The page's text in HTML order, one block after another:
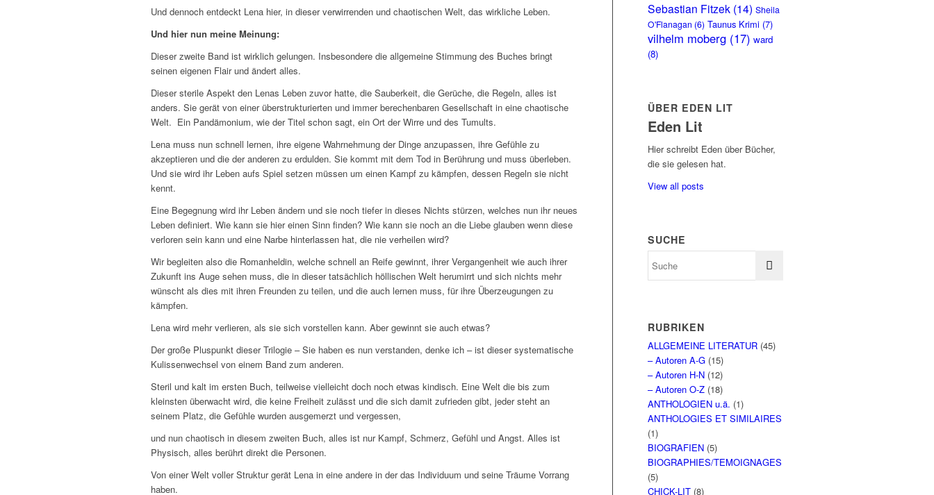
Und dennoch entdeckt Lena hier, in dieser verwirrenden und chaotischen Welt, das wirkliche Leben.
Und hier nun meine Meinung:
Dieser zweite Band ist wirklich gelungen. Insbesondere die allgemeine Stimmung des Buches bringt
seinen eigenen Flair und ändert alles.
Dieser sterile Aspekt den Lenas Leben zuvor hatte, die Sauberkeit, die Gerüche, die Regeln, alles ist
anders. Sie gerät von einer überstrukturierten und immer berechenbaren Gesellschaft in eine chaotische
Welt. Ein Pandämonium, wie der Titel schon sagt, ein Ort der Wirre und des Tumults.
Lena muss nun schnell lernen, ihre eigene Wahrnehmung der Dinge anzupassen, ihre Gefühle zu
akzeptieren und die der anderen zu erdulden. Sie kommt mit dem Tod in Berührung und muss überleben.
Und sie wird ihr Leben aufs Spiel setzen müssen um einen Kampf zu kämpfen, dessen Regeln sie nicht
kennt.
Eine Begegnung wird ihr Leben ändern und sie noch tiefer in dieses Nichts stürzen, welches nun ihr neues
Leben definiert. Wie kann sie hier einen Sinn finden? Wie kann sie noch an die Liebe glauben wenn diese
verloren sein kann und eine Narbe hinterlassen hat, die nie verheilen wird?
Wir begleiten also die Romanheldin, welche schnell an Reife gewinnt, ihrer Vergangenheit wie auch ihrer
Zukunft ins Auge sehen muss, die in dieser tatsächlich höllischen Welt herumirrt und sich nichts mehr
wünscht als dies mit ihren Freunden zu teilen, und die auch lernen muss, für ihre Überzeugungen zu
kämpfen.
Lena wird mehr verlieren, als sie sich vorstellen kann. Aber gewinnt sie auch etwas?
Der große Pluspunkt dieser Trilogie – Sie haben es nun verstanden, denke ich – ist dieser systematische
Kulissenwechsel von einem Band zum anderen.
Steril und kalt im ersten Buch, teilweise vielleicht doch noch etwas kindisch. Eine Welt die bis zum
kleinsten überwacht wird, die keine Freiheit zulässt und die sich damit zufrieden gibt, jeder steht an
seinem Platz, die Gefühle wurden ausgemerzt und vergessen,
und nun chaotisch in diesem zweiten Buch, alles ist nur Kampf, Schmerz, Gefühl und Angst. Alles ist
Physisch, alles berührt direkt die Personen.
Von einer Welt voller Struktur gerät Lena in eine andere in der das Individuum und seine Träume Vorrang
haben.
Sebastian Fitzek (14) Sheila
O'Flanagan (6) Taunus Krimi (7)
vilhelm moberg (17) ward
(8)
ÜBER EDEN LIT
Eden Lit
Hier schreibt Eden über Bücher,
die sie gelesen hat.
View all posts
SUCHE
RUBRIKEN
ALLGEMEINE LITERATUR (45)
– Autoren A-G (15)
– Autoren H-N (12)
– Autoren O-Z (18)
ANTHOLOGIEN u.ä. (1)
ANTHOLOGIES ET SIMILAIRES
(1)
BIOGRAFIEN (5)
BIOGRAPHIES/TEMOIGNAGES
(5)
CHICK-LIT (8)